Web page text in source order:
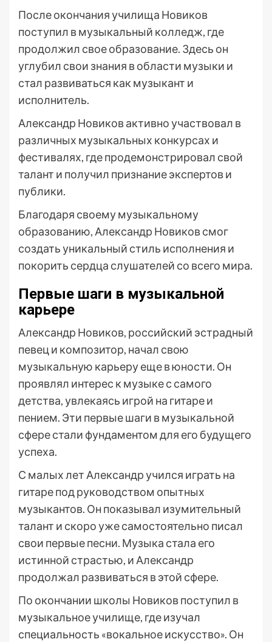
После окончания училища Новиков
поступил в музыкальный колледж, где
продолжил свое образование. Здесь он
углубил свои знания в области музыки и
стал развиваться как музыкант и
исполнитель.
Александр Новиков активно участвовал в
различных музыкальных конкурсах и
фестивалях, где продемонстрировал свой
талант и получил признание экспертов и
публики.
Благодаря своему музыкальному
образованию, Александр Новиков смог
создать уникальный стиль исполнения и
покорить сердца слушателей со всего мира.
Первые шаги в музыкальной
карьере
Александр Новиков, российский эстрадный
певец и композитор, начал свою
музыкальную карьеру еще в юности. Он
проявлял интерес к музыке с самого
детства, увлекаясь игрой на гитаре и
пением. Эти первые шаги в музыкальной
сфере стали фундаментом для его будущего
успеха.
С малых лет Александр учился играть на
гитаре под руководством опытных
музыкантов. Он показывал изумительный
талант и скоро уже самостоятельно писал
свои первые песни. Музыка стала его
истинной страстью, и Александр
продолжал развиваться в этой сфере.
По окончании школы Новиков поступил в
музыкальное училище, где изучал
специальность «вокальное искусство». Он